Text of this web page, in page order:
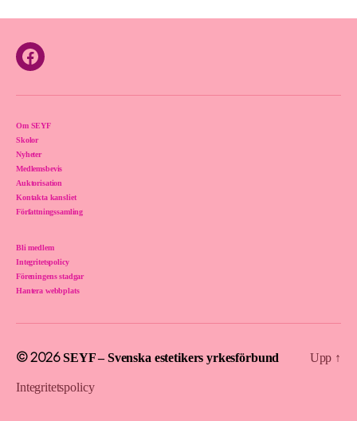
Facebook
Om SEYF
Skolor
Nyheter
Medlemsbevis
Auktorisation
Kontakta kansliet
Författningssamling
Bli medlem
Integritetspolicy
Föreningens stadgar
Hantera webbplats
© 2026SEYF – Svenska estetikers yrkesförbund
Integritetspolicy
Upp ↑